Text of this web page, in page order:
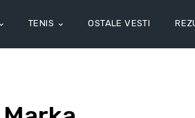
TENIS OSTALE VESTI